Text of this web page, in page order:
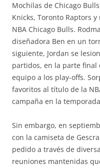
Mochilas de Chicago
Knicks, Toronto Raptors
NBA Chicago Bulls.
diseñadora Ben en un
siguiente, Jordan se
partidos, en la parte final
equipo a los play-offs.
favoritos al título de la
campaña en la
Sin embargo, en
con la camiseta de
pedido a través de
reuniones mantenidas